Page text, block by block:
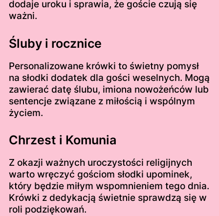
dodaje uroku i sprawia, że goście czują się
ważni.
Śluby i rocznice
Personalizowane krówki to świetny pomysł
na słodki dodatek dla gości weselnych. Mogą
zawierać datę ślubu, imiona nowożeńców lub
sentencje związane z miłością i wspólnym
życiem.
Chrzest i Komunia
Z okazji ważnych uroczystości religijnych
warto wręczyć gościom słodki upominek,
który będzie miłym wspomnieniem tego dnia.
Krówki z dedykacją świetnie sprawdzą się w
roli podziękowań.